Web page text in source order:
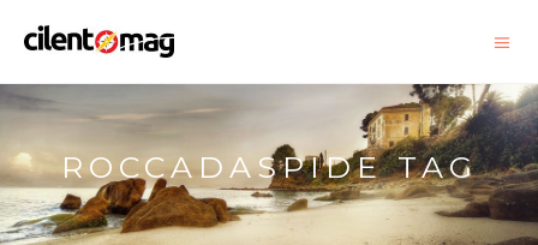
ROCCADASPIDE TAG